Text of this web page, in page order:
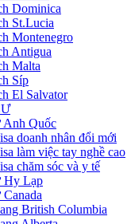
Dominica
St.Lucia
Montenegro
Antigua
Malta
Síp
El Salvator
Quốc
doanh nhân đổi mới
làm việc tay nghề cao
chăm sóc và y tế
Hy Lạp
British Columbia